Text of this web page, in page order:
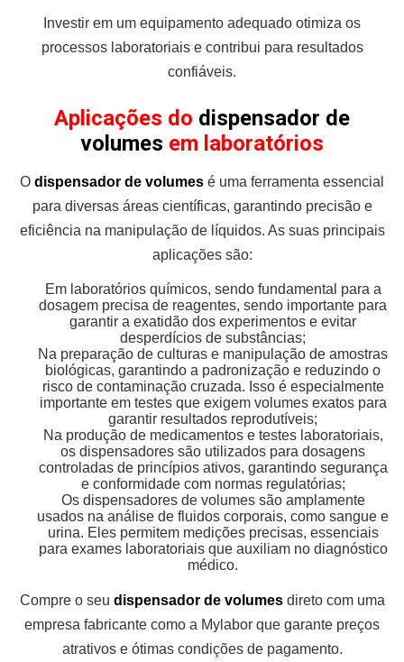
Investir em um equipamento adequado otimiza os
processos laboratoriais e contribui para resultados
confiáveis.
Aplicações do dispensador de
volumes em laboratórios
O dispensador de volumes é uma ferramenta essencial
para diversas áreas científicas, garantindo precisão e
eficiência na manipulação de líquidos. As suas principais
aplicações são:
Em laboratórios químicos, sendo fundamental para a
dosagem precisa de reagentes, sendo importante para
garantir a exatidão dos experimentos e evitar
desperdícios de substâncias;
Na preparação de culturas e manipulação de amostras
biológicas, garantindo a padronização e reduzindo o
risco de contaminação cruzada. Isso é especialmente
importante em testes que exigem volumes exatos para
garantir resultados reprodutíveis;
Na produção de medicamentos e testes laboratoriais,
os dispensadores são utilizados para dosagens
controladas de princípios ativos, garantindo segurança
e conformidade com normas regulatórias;
Os dispensadores de volumes são amplamente
usados na análise de fluidos corporais, como sangue e
urina. Eles permitem medições precisas, essenciais
para exames laboratoriais que auxiliam no diagnóstico
médico.
Compre o seu dispensador de volumesdireto com uma
empresa fabricante como a Mylabor que garante preços
atrativos e ótimas condições de pagamento.